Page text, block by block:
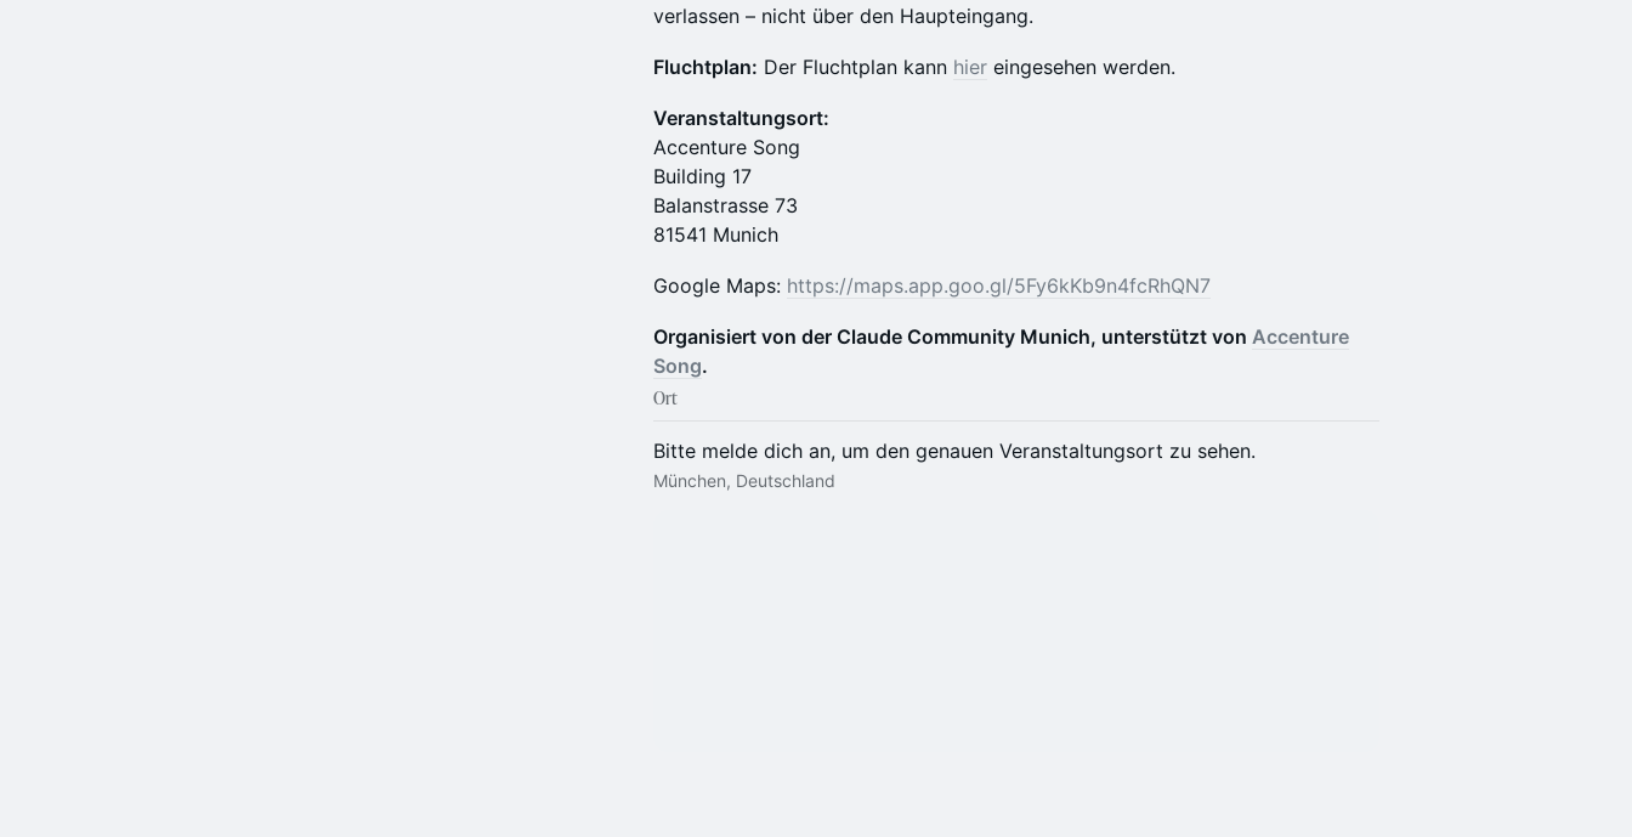
verlassen – nicht über den Haupteingang.
Fluchtplan: Der Fluchtplan kann hier eingesehen werden.
Veranstaltungsort:
Accenture Song
Building 17
Balanstrasse 73
81541 Munich
Google Maps: https://maps.app.goo.gl/5Fy6kKb9n4fcRhQN7
Organisiert von der Claude Community Munich, unterstützt von Accenture
Song.
Ort
Bitte melde dich an, um den genauen Veranstaltungsort zu sehen.
München, Deutschland